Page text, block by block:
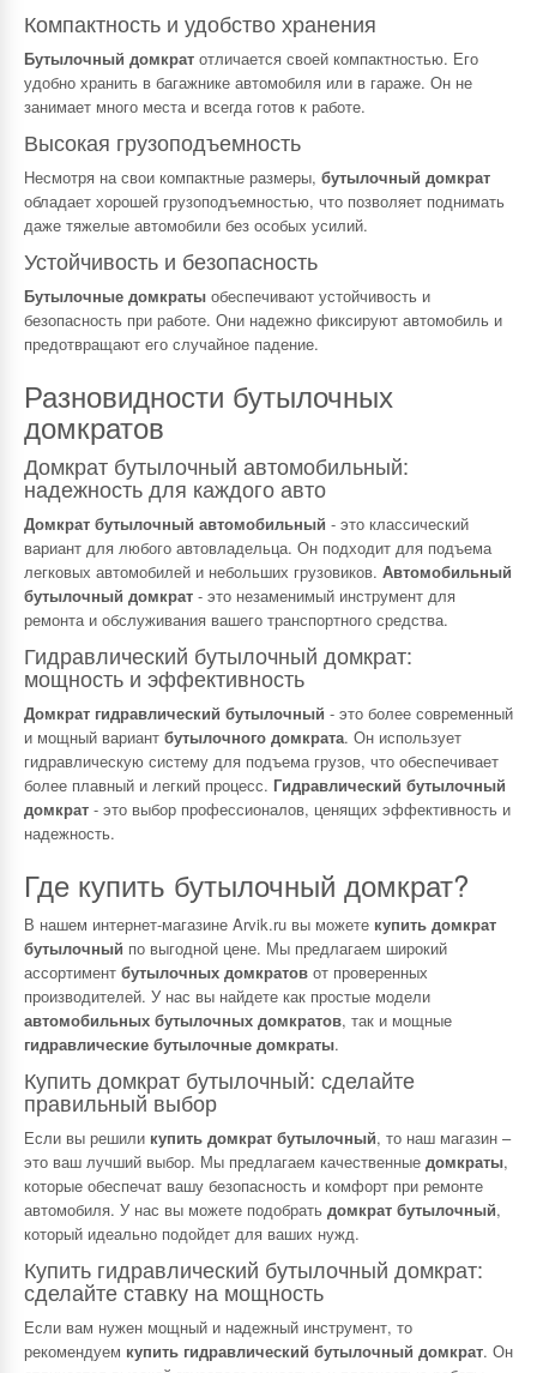
Компактность и удобство хранения
Бутылочный домкрат отличается своей компактностью. Его
удобно хранить в багажнике автомобиля или в гараже. Он не
занимает много места и всегда готов к работе.
Высокая грузоподъемность
Несмотря на свои компактные размеры, бутылочный домкрат
обладает хорошей грузоподъемностью, что позволяет поднимать
даже тяжелые автомобили без особых усилий.
Устойчивость и безопасность
Бутылочные домкраты обеспечивают устойчивость и
безопасность при работе. Они надежно фиксируют автомобиль и
предотвращают его случайное падение.
Разновидности бутылочных
домкратов
Домкрат бутылочный автомобильный:
надежность для каждого авто
Домкрат бутылочный автомобильный - это классический
вариант для любого автовладельца. Он подходит для подъема
легковых автомобилей и небольших грузовиков. Автомобильный
бутылочный домкрат - это незаменимый инструмент для
ремонта и обслуживания вашего транспортного средства.
Гидравлический бутылочный домкрат:
мощность и эффективность
Домкрат гидравлический бутылочный - это более современный
и мощный вариант бутылочного домкрата. Он использует
гидравлическую систему для подъема грузов, что обеспечивает
более плавный и легкий процесс. Гидравлический бутылочный
домкрат - это выбор профессионалов, ценящих эффективность и
надежность.
Где купить бутылочный домкрат?
В нашем интернет-магазине Arvik.ru вы можете купить домкрат
бутылочный по выгодной цене. Мы предлагаем широкий
ассортимент бутылочных домкратов от проверенных
производителей. У нас вы найдете как простые модели
автомобильных бутылочных домкратов, так и мощные
гидравлические бутылочные домкраты.
Купить домкрат бутылочный: сделайте
правильный выбор
Если вы решили купить домкрат бутылочный, то наш магазин –
это ваш лучший выбор. Мы предлагаем качественные домкраты,
которые обеспечат вашу безопасность и комфорт при ремонте
автомобиля. У нас вы можете подобрать домкрат бутылочный,
который идеально подойдет для ваших нужд.
Купить гидравлический бутылочный домкрат:
сделайте ставку на мощность
Если вам нужен мощный и надежный инструмент, то
рекомендуем купить гидравлический бутылочный домкрат. Он